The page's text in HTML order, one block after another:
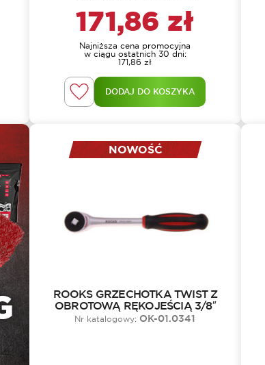
171,86 zł
Najniższa cena promocyjna
w ciągu ostatnich 30 dni:
171,86zł
DODAJ DO KOSZYKA
NOWOŚĆ
ROOKS GRZECHOTKA TWIST Z
OBROTOWĄ RĘKOJEŚCIĄ 3/8″
Nr katalogowy: OK-01.0341